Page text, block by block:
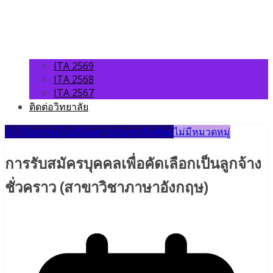
ITA 2569
ITA 2568
ITA 2567
ติดต่อวิทยาลัย
ข่าวกิจกรรมโรงเรียนข่าวประชาสัมพันธ์ไม่มีหมวดหมู่
การรับสมัครบุคคลเพื่อคัดเลือกเป็นลูกจ้าง
ชั่วคราว (สาขาวิชาภาษาอังกฤษ)